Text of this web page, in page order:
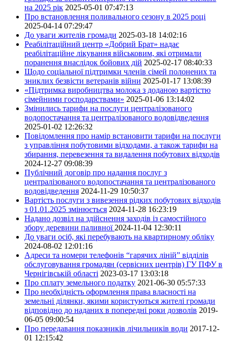
на 2025 рік 2025-05-01 07:47:13
Про встановлення поливального сезону в 2025 році
2025-04-14 07:29:47
До уваги жителів громади 2025-03-18 14:02:16
Реабілітаційний центр «Добрий Брат» надає
реабілітаційне лікування військовим, які отримали
поранення внаслідок бойових дій 2025-02-17 08:40:33
Щодо соціальної підтримки членів сімей полонених та
зниклих безвісти ветеранів війни 2025-01-17 13:08:39
«Підтримка виробництва молока з доданою вартістю
сімейними господарствами» 2025-01-06 13:14:02
Змінились тарифи на послуги централізованого
водопостачання та централізованого водовідведення
2025-01-02 12:26:32
Повідомлення про намір встановити тарифи на послуги
з управління побутовими відходами, а також тарифи на
збирання, перевезення та видалення побутових відходів
2024-12-27 09:08:39
Публічний договір про надання послуг з
централізованого водопостачання та централізованого
водовідведення 2024-11-29 10:50:37
Вартість послуги з вивезення рідких побутових відходів
з 01.01.2025 змінюється 2024-11-28 16:23:19
Надано дозвіл на здійснення заходів із самостійного
збору деревини паливної2024-11-04 12:30:11
До уваги осіб, які перебувають на квартирному обліку
2024-08-02 12:01:16
Адреси та номери телефонів “гарячих ліній” відділів
обслуговування громадян (сервісних центрів) ГУ ПФУ в
Чернігівській області 2023-03-17 13:03:18
Про сплату земельного податку 2021-06-30 05:57:33
Про необхідність оформлення права власності на
земельні ділянки, якими користуються жителі громади
відповідно до наданих в попередні роки дозволів 2019-
06-05 09:00:54
Про передавання показників лічильників води 2017-12-
01 12:15:42